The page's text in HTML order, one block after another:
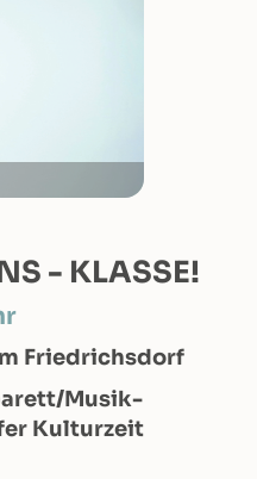
- KLASSE!
Friedrichsdorf
Musik-
Kulturzeit